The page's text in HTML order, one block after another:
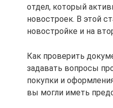
отдел, который
новостроек. В этой
новостройке и на
Как проверить
задавать вопросы
покупки и
вы могли иметь